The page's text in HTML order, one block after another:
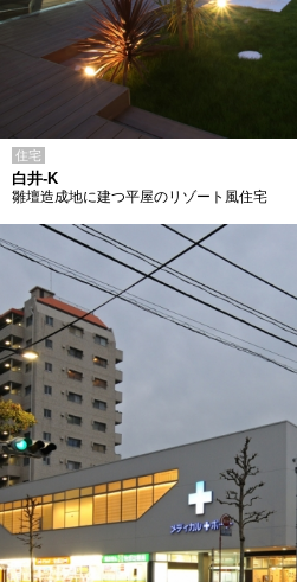
住宅
白井-K
雛壇造成地に建つ平屋のリゾート風住宅